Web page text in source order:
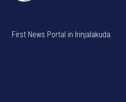
First News Portal in Irinjalakuda.